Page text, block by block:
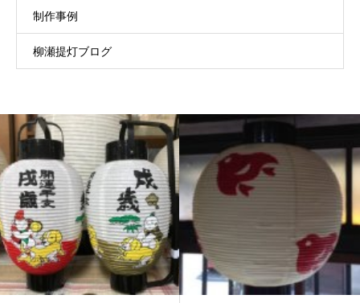
制作事例
柳瀬提灯ブログ